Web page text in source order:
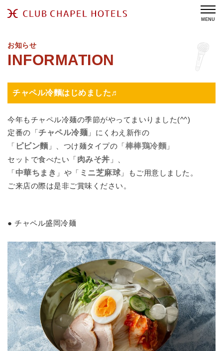
MENU
お知らせ
チャペル冷麵はじめました♬
今年もチャペル冷麺の季節がやってまいりました(^^)
定番の「チャペル冷麺 」にくわえ新作の
「 ピビン麵 」、つけ麺タイプの「棒棒鶏冷麵 」
セットで食べたい「肉みそ丼 」、
「中華ちまき 」や「 ミニ芝麻球 」もご用意しました。
ご来店の際は是非ご賞味ください。
● チャペル盛岡冷麺